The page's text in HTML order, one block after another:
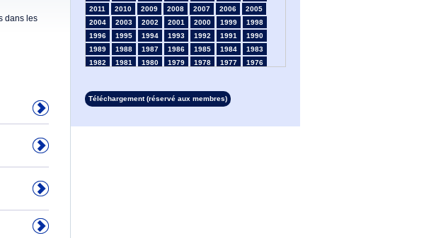
dans les
2011
2010 2009 2008 2007 2006
2005
2004
2003 2002 2001 2000 1999
1998
1996
1995 1994 1993 1992 1991
1990
1989
1988 1987 1986 1985 1984
1983
1982
1981 1980 1979 1978 1977
1976
1961
1960 1959 1958 1957 1956
Téléchargement (réservé aux membres)